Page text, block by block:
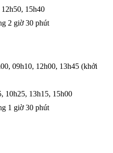
15h40
2 giờ 30 phút
09h10, 12h00, 13h45 (khởi
10h25, 13h15, 15h00
1 giờ 30 phút